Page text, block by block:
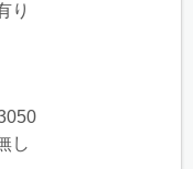
り
し